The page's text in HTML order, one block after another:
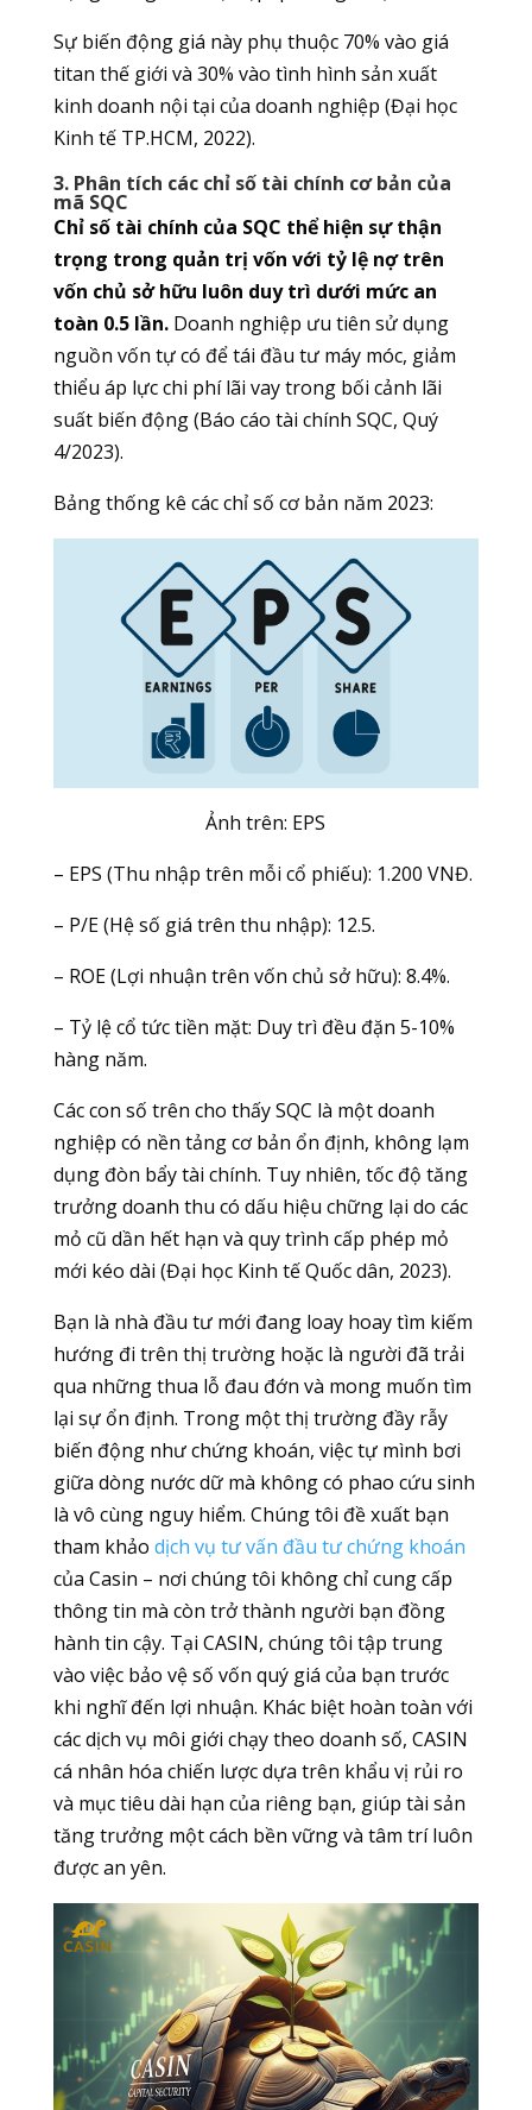
Sự biến động giá này phụ thuộc 70% vào giá
titan thế giới và 30% vào tình hình sản xuất
kinh doanh nội tại của doanh nghiệp (Đại học
Kinh tế TP.HCM, 2022).
3. Phân tích các chỉ số tài chính cơ bản của
mã SQC
Chỉ số tài chính của SQC thể hiện sự thận
trọng trong quản trị vốn với tỷ lệ nợ trên
vốn chủ sở hữu luôn duy trì dưới mức an
toàn 0.5 lần.Doanh nghiệp ưu tiên sử dụng
nguồn vốn tự có để tái đầu tư máy móc, giảm
thiểu áp lực chi phí lãi vay trong bối cảnh lãi
suất biến động (Báo cáo tài chính SQC, Quý
4/2023).
Bảng thống kê các chỉ số cơ bản năm 2023:
Ảnh trên: EPS
– EPS (Thu nhập trên mỗi cổ phiếu): 1.200 VNĐ.
– P/E (Hệ số giá trên thu nhập): 12.5.
– ROE (Lợi nhuận trên vốn chủ sở hữu): 8.4%.
– Tỷ lệ cổ tức tiền mặt: Duy trì đều đặn 5-10%
hàng năm.
Các con số trên cho thấy SQC là một doanh
nghiệp có nền tảng cơ bản ổn định, không lạm
dụng đòn bẩy tài chính. Tuy nhiên, tốc độ tăng
trưởng doanh thu có dấu hiệu chững lại do các
mỏ cũ dần hết hạn và quy trình cấp phép mỏ
mới kéo dài (Đại học Kinh tế Quốc dân, 2023).
Bạn là nhà đầu tư mới đang loay hoay tìm kiếm
hướng đi trên thị trường hoặc là người đã trải
qua những thua lỗ đau đớn và mong muốn tìm
lại sự ổn định. Trong một thị trường đầy rẫy
biến động như chứng khoán, việc tự mình bơi
giữa dòng nước dữ mà không có phao cứu sinh
là vô cùng nguy hiểm. Chúng tôi đề xuất bạn
tham khảo dịch vụ tư vấn đầu tư chứng khoán
của Casin – nơi chúng tôi không chỉ cung cấp
thông tin mà còn trở thành người bạn đồng
hành tin cậy. Tại CASIN, chúng tôi tập trung
vào việc bảo vệ số vốn quý giá của bạn trước
khi nghĩ đến lợi nhuận. Khác biệt hoàn toàn với
các dịch vụ môi giới chạy theo doanh số, CASIN
cá nhân hóa chiến lược dựa trên khẩu vị rủi ro
và mục tiêu dài hạn của riêng bạn, giúp tài sản
tăng trưởng một cách bền vững và tâm trí luôn
được an yên.